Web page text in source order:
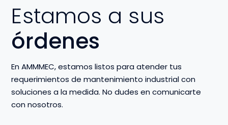
Estamos a sus
órdenes
En AMMMEC, estamos listos para atender tus
requerimientos de mantenimiento industrial con
soluciones a la medida. No dudes en comunicarte
con nosotros.